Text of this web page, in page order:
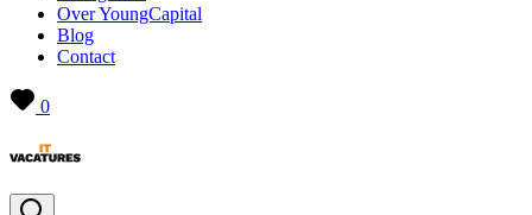
Over YoungCapital
Blog
Contact
0